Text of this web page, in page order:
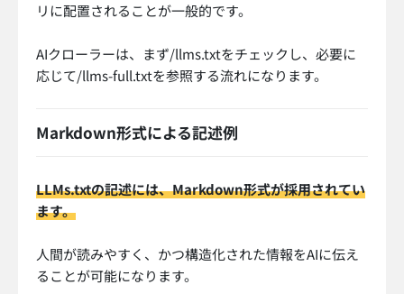
リに配置されることが一般的です。
AIクローラーは、まず/llms.txtをチェックし、必要に
応じて/llms-full.txtを参照する流れになります。
Markdown形式による記述例
LLMs.txtの記述には、Markdown形式が採用されてい
ます。
人間が読みやすく、かつ構造化された情報をAIに伝え
ることが可能になります。